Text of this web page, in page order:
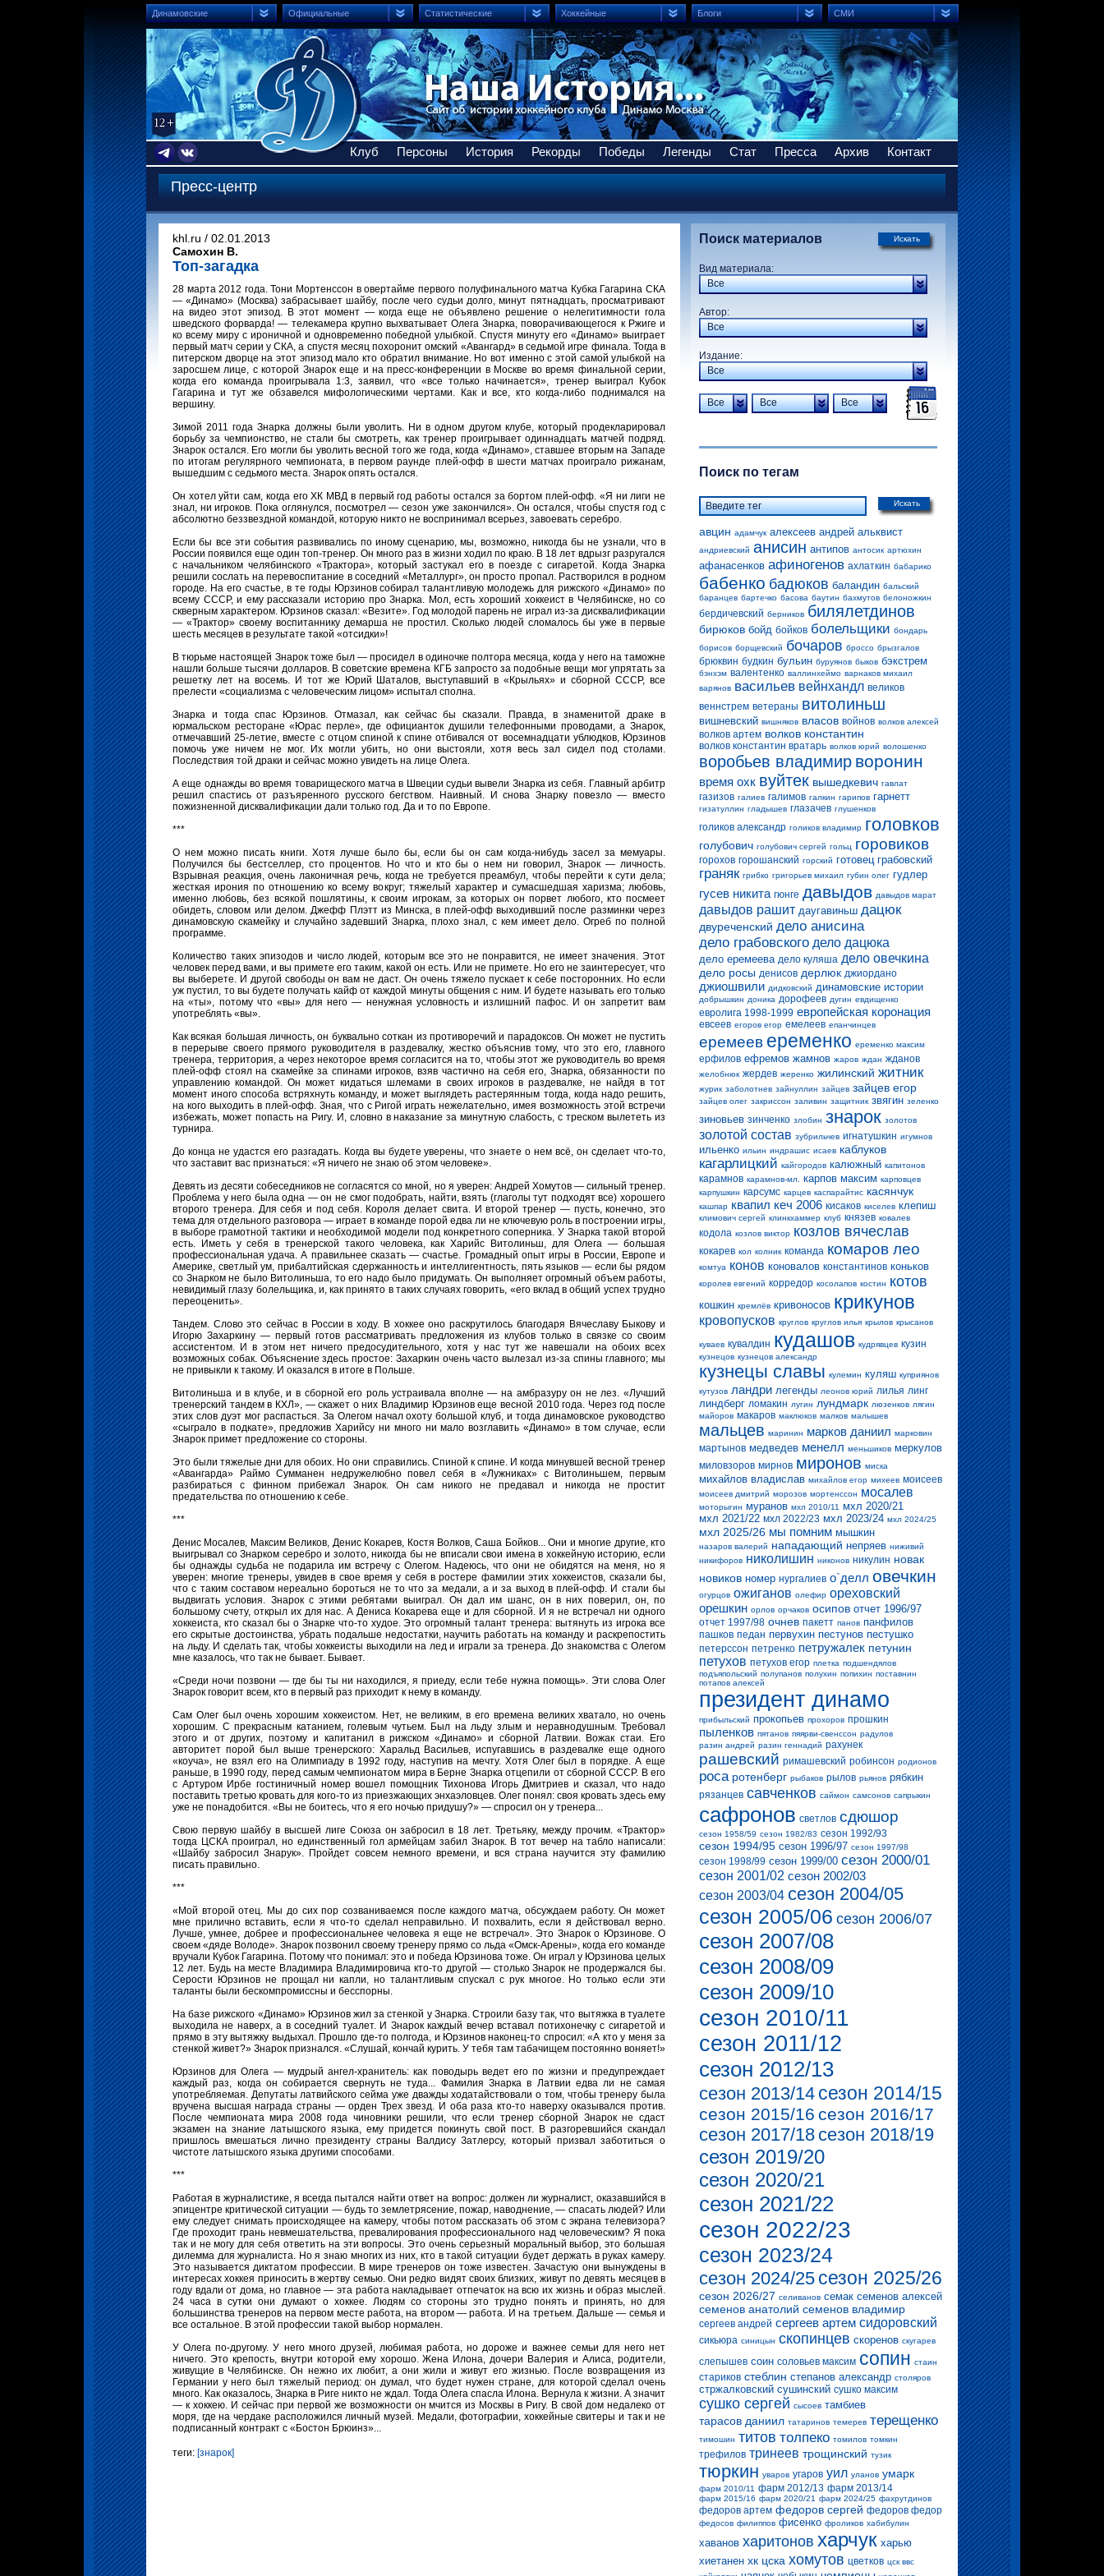
Динамовские Официальные Статистические Хоккейные Блоги СМИ
Клуб Персоны История Рекорды Победы Легенды Стат Пресса Архив Контакт
Пресс-центр
khl.ru / 02.01.2013
Самохин В.
Топ-загадка
28 марта 2012 года. Тони Мортенссон в овертайме первого полуфинального матча Кубка Гагарина СКА
— «Динамо» (Москва) забрасывает шайбу, после чего судьи долго, минут пятнадцать, просматривают
на видео этот эпизод. В этот момент — когда еще не объявлено решение о нелегитимности гола
шведского форварда! — телекамера крупно выхватывает Олега Знарка, поворачивающегося к Ржиге и
ко всему миру с ироничной и одновременно победной улыбкой. Спустя минуту его «Динамо» выиграет
первый матч серии у СКА, а спустя месяц похоронит омский «Авангард» в седьмой игре финала. Тогда в
питерском дворце на этот эпизод мало кто обратил внимание. Но вот именно с этой самой улыбкой на
заросшем лице, с которой Знарок еще и на пресс-конференции в Москве во время финальной серии,
когда его команда проигрывала 1:3, заявил, что «все только начинается», тренер выиграл Кубок
Гагарина и тут же обзавелся мифологическими чертами. Как и все, кто когда-либо поднимался на
вершину.
Зимой 2011 года Знарка должны были уволить. Ни в одном другом клубе, который продекларировал
борьбу за чемпионство, не стали бы смотреть, как тренер проигрывает одиннадцать матчей подряд.
Знарок остался. Его могли бы уволить весной того же года, когда «Динамо», ставшее вторым на Западе
по итогам регулярного чемпионата, в первом раунде плей-офф в шести матчах проиграло рижанам,
вышедшим с седьмого места. Знарок опять остался.
Он хотел уйти сам, когда его ХК МВД в первый год работы остался за бортом плей-офф. «Я ни лиги не
знал, ни игроков. Пока оглянулся, посмотрел — сезон уже закончился». Он остался, чтобы спустя год с
абсолютно беззвездной командой, которую никто не воспринимал всерьез, завоевать серебро.
Если бы все эти события развивались по иному сценарию, мы, возможно, никогда бы не узнали, что в
России появился еще один топ-тренер. Он много раз в жизни ходил по краю. В 18 лет вдрызг разругался
с начальником челябинского «Трактора», который застукал его в поезде с сигаретой. Когда Знарка
решили сослать на перевоспитание в соседний «Металлург», он просто пропал. Растворился в родном
городе. На его счастье, в те годы Юрзинов собирал талантливую молодежь для рижского «Динамо» по
всему СССР, и ему рассказали историю про Знарка. Мол, есть хороший хоккеист в Челябинске, но со
скверным характером. Юрзинов сказал: «Везите». Год молодой парень не играл из-за дисквалификации
— «Трактор» своему воспитаннику демарша не простил. Сколько людей сломалось бы уже в первые
шесть месяцев в результате такой «отсидки»!
В тюрьме настоящей Знарок тоже был — просидел в одиночке полтора месяца, когда у него на таможне
нашли больше тысячи долларов. В советские времена КГБ запросто за подобные вещи мог упрятать за
решетку лет на восемь. И тот же Юрий Шаталов, выступавший в «Крыльях» и сборной СССР, все
прелести «социализма с человеческим лицом» испытал сполна.
Знарка и тогда спас Юрзинов. Отмазал, как сейчас бы сказали. Правда, в знаменитой драке в
юрмальском ресторане «Юрас перле», где официанток душили телефонными проводами, а Знарок,
отмечавший 25-летие, вместе с отцом спиной к спине отбивался от восемнадцати ублюдков, Юрзинов
помочь уже ничем не мог. Их могли убить, но они выстояли, хотя весь зал сидел под столами.
Последствия той драки и сейчас можно увидеть на лице Олега.
А еще однажды во время товарищеского матча в Швеции судьи вывели Знарка из себя. Главный арбитр
решил спастись от разъяренного русского бегством. Наивный. И снова Знарку повезло — вместо
пожизненной дисквалификации дали только год. Да и то по Европе.
***
О нем можно писать книги. Хотя лучше было бы, если бы он сам когда-нибудь засел за мемуары.
Получился бы бестселлер, сто процентов. Но что и кто бы о нем ни говорил, Знарок — личность.
Взрывная реакция, очень лаконичная речь, когда не требуется преамбул, чтобы перейти к сути дела;
жесткая ирония по отношению ко всему вокруг; тяжелый характер и сумасшедшая харизма; любовь,
именно любовь, без всякой пошлятины, к своим игрокам, за которых он порвет любого, кто посмеет
обидеть, словом или делом. Джефф Плэтт из Минска, в плей-офф выходивший после разминки через
динамовскую скамейку и случайно задевший Знарка, плохо знал, с кем имеет дело. Огреб по полной
программе.
Количество таких эпизодов и число людей, которым все это не понравится, не имеет значения. Этот
человек перед вами, и вы примете его таким, какой он есть. Или не примете. Но его не заинтересует, что
вы выберете. И другой свободы он вам не даст. Он очень тяжело пускает к себе посторонних. Но если
уж пустил, то вы будете получать кайф от каждой минуты общения с ним. И будете называть его только
на «ты», потому что «вы» для него — ненужная условность и излишний пафос. И он запретит вам
употреблять «вы».
Как всякая большая личность, он буквально соткан из противоречий и парадоксов. Он может не пустить
в перерыве своего прямого руководителя в раздевалку, жестко объяснив тому, что это его, главного
тренера, территория, а через некоторое время согласится на то, чтобы этот же руководитель во время
плей-офф стоял на скамейке за спинами игроков, взяв частично на себя его, Знарка, обязанности по
управлению командой. Он может кидаться шлемами в своих игроков в раздевалке, не найдя в тот
момент иного способа встряхнуть команду, и может выглядеть растерянным тогда, когда надо решить,
на кого выходить в плей-офф. Зная, что с Ригой играть нежелательно, имея возможность этой встречи
избежать, может попасть на Ригу. И, словно в наказание за минутную слабость, с треском вылететь из
турнира.
До конца не удастся его разгадать. Когда вы будете уверены, что знаете о нем всё, он сделает что-то,
что заставит вас признаться: «Я ничего не знаю об этом человеке».
Девять из десяти собеседников не согласятся со мной, но я уверен: Андрей Хомутов — сильный тренер.
Проблема у него была одна — он не смог подобрать, найти, взять (глаголы тут подходят все) хорошего
второго тренера. Для себя и под себя. Короля делает свита. И второй тренер — пусть, конечно, это
тема для отдельного разговора — играет в команде порой едва ли не ключевую роль в построении игры,
в выборе грамотной тактики и необходимой модели под конкретного соперника. У Знарка такой второй
есть. Иметь у себя в тренерской такого человека, как Харийс Витолиньш, для Олега — большая
профессиональная удача. А правильнее сказать — счастье. Громадный опыт игры в России, Европе и
Америке, светлый ум, прибалтийская сдержанность и интеллигентность, пять языков — если бы рядом
со Знарком не было Витолиньша, то его надо было придумать. Он выполняет огромный объем работы,
невидимый глазу болельщика, и, как принято в таких случаях говорить, «его вклад в общий успех трудно
переоценить».
Тандем. Слово это сейчас в России в ходу. В хоккее оно раскрутилось благодаря Вячеславу Быкову и
Игорю Захаркину — первый готов рассматривать предложения из клубов только в связке со своим
ассистентом. И в этом нет ничего предосудительного, хотя у нас тут же навешали на обоих всех
возможных собак. Объяснение здесь простое: Захаркин очень часто вылезал из-за спины главного; мы
не привыкли к такому. И оказался в итоге в Польше.
Витолиньша и в клубе, и в сборной его роль устраивала вполне — на амбразуру он не лез. «Лучший
тренерский тандем в КХЛ», — скажет о них Владимир Юрзинов еще весной 2010 года. Через год после
этих слов дуэт мог распасться. За Олегом начал охоту большой клуб, и тогда динамовское руководство
«сыграло в подкате», предложив Харийсу ни много ни мало возглавить «Динамо» в том случае, если
Знарок примет предложение со стороны.
Это были тяжелые дни для обоих. Но они справились. Спиной к спине. И когда минувшей весной тренер
«Авангарда» Раймо Сумманен недружелюбно повел себя в «Лужниках» с Витолиньшем, первым
разбираться с финном прибежал Знарок. Он сам никого не предавал и никогда не простит
предательства по отношению к себе.
***
Денис Мосалев, Максим Великов, Денис Кокарев, Костя Волков, Саша Бойков... Они и многие другие, кто
выигрывал со Знарком серебро и золото, никогда бы не вписали свои имена в хоккейную историю, если
бы однажды судьба не подарила им встречу с Олегом. Надеюсь, что они не обидятся на меня, но я
уверен: многие тренеры, увидев в свое время у себя в ростере фамилии этих хоккеистов, сказали бы,
что с таким составом нереально бороться не то что за медали, а и за выход в плей-офф. И стали бы
выдвигать условия. Знарок с этими ребятами выиграл. Он дал им шанс, он в них поверил, он, по
большому счету, открыл их для нас. А Дениса Кокарева еще и для сборной. И я не встречал ни одного
хоккеиста, кто сказал бы о Знарке что-то худое. Это огромный талант тренера: вытянуть из игрока все
его скрытые достоинства, убрать подальше недостатки, научить работать на команду и раскрепостить
на льду. И сделать так, чтобы хоккеисты выходили на лед и играли за тренера. До знакомства с Олегом
мне казалось, что так не бывает. Бывает.
«Среди ночи позвони — где бы ты ни находился, я приеду, если тебе нужна помощь». Эти слова Олег
Знарок говорит всем, кто в первый раз приходит к нему в команду.
Сам Олег был очень хорошим хоккеистом. Нет, не великим, в его времена великих хватало, но очень
хорошим. С прекрасным катанием, голевым чутьем. Был на льду злым и неравнодушным. Требовал
этого и от других, поэтому и капитанил в рижском «Динамо» и сборной Латвии. Вожак стаи. Его
авторитет порой был выше тренерского: Харальд Васильев, испугавшись в раздевалке еще одного
«коуча», не взял его на Олимпиаду в 1992 году, наступив на мечту. Хотя Олег был в порядке. А еще
раньше, в 1990 году, перед самым чемпионатом мира в Берне Знарка отцепили от сборной СССР. В его
с Артуром Ирбе гостиничный номер вошел помощник Тихонова Игорь Дмитриев и сказал, что надо
поставить третью кровать для кого-то из приезжающих энхаэловцев. Олег понял: своя кровать здесь ему
уже не понадобится. «Вы не боитесь, что я его ночью придушу?» — спросил он у тренера...
Свою первую шайбу в высшей лиге Союза он забросил в 18 лет. Третьяку, между прочим. «Трактор»
тогда ЦСКА проиграл, но единственный гол армейцам забил Знарок. В тот вечер на табло написали:
«Шайбу забросил Знарук». Пройдет совсем немного времени, и вся страна научится эту фамилию
писать правильно.
***
«Мой второй отец. Мы до сих пор созваниваемся после каждого матча, обсуждаем работу. Он может
мне прилично вставить, если я что-то сделал неправильно. И похвалить, если я действовал верно.
Лучше, умнее, добрее и профессиональнее человека я еще не встречал». Это Знарок о Юрзинове. О
своем «дяде Володе». Знарок позвонил своему тренеру прямо со льда «Омск-Арены», когда его команде
вручали Кубок Гагарина. Потому что понимал: это и победа Юрзинова тоже. Он играл у Юрзинова целых
12 лет. Будь на месте Владимира Владимировича кто-то другой — столько Знарок не продержался бы.
Серости Юрзинов не прощал ни капли, но талантливым спускал с рук многое. Но только если эти
таланты были бескомпромиссны и бесспорны.
На базе рижского «Динамо» Юрзинов жил за стенкой у Знарка. Строили базу так, что вытяжка в туалете
выходила не наверх, а в соседний туалет. И Знарок каждый вечер вставал потихонечку с сигаретой и
прямо в эту вытяжку выдыхал. Прошло где-то полгода, и Юрзинов наконец-то спросил: «А кто у меня за
стенкой живет?» Знарок признался. «Слушай, кончай курить. У тебя там табачищем постоянно воняет!»
Юрзинов для Олега — мудрый ангел-хранитель: как поводырь ведет его по жизни и предупреждает
каждый раз, когда он собирается свернуть не туда... Фамилия Знарка в Латвии едва ли не самая
употребляемая. Депутаты латвийского сейма уже дважды ходатайствовали о том, чтобы тренеру была
вручена высшая награда страны — орден Трех звезд. И оба раза кто-то наверху оказывался против.
После чемпионата мира 2008 года чиновники решили, что если тренер сборной Знарок не сдаст
экзамен на знание латышского языка, ему придется покинуть свой пост. В разгоревшийся скандал
пришлось вмешаться лично президенту страны Валдису Затлерсу, который призвал заботиться о
чистоте латышского языка другими способами.
***
Работая в журналистике, я всегда пытался найти ответ на вопрос: должен ли журналист, оказавшийся в
эпицентре критической ситуации — будь то землетрясение, пожар, наводнение, — спасать людей? Или
ему следует снимать происходящее на камеру, чтобы потом рассказать об этом с экрана телевизора?
Где проходит грань невмешательства, превалирования профессионального над человеческим? Я пока
так и не могу для себя ответить на эти вопросы. Это очень серьезный моральный выбор, это большая
дилемма для журналиста. Но я знаю многих из них, кто в такой ситуации будет держать в руках камеру.
Это называется диктатом профессии. В мире тренеров он тоже известен. Зачастую они вынуждены в
интересах хоккея приносить в жертву семью. Они редко видят своих близких, живут по девять месяцев в
году вдали от дома, но главное — эта работа накладывает отпечаток на всю их жизнь и образ мыслей.
24 часа в сутки они думают о хоккее. Людям со стороны это трудно понять и принять, но для
большинства тренеров на первом месте работа, на втором — работа. И на третьем. Дальше — семья и
все остальное. В этой профессии такой выбор нормален.
У Олега по-другому. У него много друзей, любимая работа, но дороже и важнее семьи для него нет
ничего. Это крепость, внутри которой ему хорошо. Жена Илона, дочери Валерия и Алиса, родители,
живущие в Челябинске. Он нежно их любит, а они жили и живут его жизнью. После возвращения из
Германии у него был тяжелый период: он думал, что будет нужен стране, для которой сделал очень
много. Как оказалось, Знарка в Риге никто не ждал. Тогда Олега спасла Илона. Вернула к жизни. А значит
— к хоккею. И сейчас при первой же возможности он мчится из Москвы в Ригу. В свой дом недалеко от
моря, где на чердаке расположился личный музей. Медали, фотографии, хоккейные свитеры и так и не
подписанный контракт с «Бостон Брюинз»...
теги: [знарок]
Искать
Поиск материалов
Вид материала:
Все
Автор:
Все
Издание:
Все
Все Все Все
Поиск по тегам
Искать
авцин адамчук алексеев андрей альквист
андриевский анисин антипов антосик артюхин
афанасенков афиногенов ахлаткин бабарико
бабенко бадюков баландин бальский
баранцев бартечко басова баутин бахмутов белоножкин
бердичевский берников билялетдинов
бирюков бойд бойков болельщики бондарь
борисов борщевский бочаров броссо брызгалов
брюквин будкин бульин буруянов быков бэкстрем
бэнхэм валентенко валлинхеймо варнаков михаил
варянов васильев вейнхандл великов
веннстрем ветераны витолиньш
вишневский вишняков власов войнов волков алексей
волков артем волков константин
волков константин вратарь волков юрий волошенко
воробьев владимир воронин
время охк вуйтек вышедкевич гавлат
газизов галиев галимов галкин гарипов гарнетт
гизатуллин гладышев глазачев глушенков
голиков александр голиков владимир головков
голубович голубович сергей гольц горовиков
горохов горошанский горский готовец грабовский
граняк грибко григорьев михаил губин олег гудлер
гусев никита гюнге давыдов давыдов марат
давыдов рашит даугавиньш дацюк
двуреченский дело анисина
дело грабовского дело дацюка
дело еремеева дело куляша дело овечкина
дело росы денисов дерлюк джиордано
джиошвили дидковский динамовские истории
добрышкин доника дорофеев дугин евдищенко
евролига 1998-1999 европейская коронация
евсеев егоров егор емелеев епанчинцев
еремеев еременко еременко максим
ерфилов ефремов жамнов жаров ждан жданов
желобнюк жердев жеренко жилинский житник
журик заболотнев зайнуллин зайцев зайцев егор
зайцев олег закриссон заливин защитник звягин зеленко
зиновьев зинченко злобин знарок золотов
золотой состав зубрильчев игнатушкин игумнов
ильенко ильин индрашис исаев каблуков
кагарлицкий кайгородов калюжный капитонов
карамнов карамнов-мл. карпов максим карповцев
карпушкин карсумс карцев каспарайтис касянчук
кашпар квапил кеч 2006 кисаков киселев клепиш
климович сергей клинкхаммер клуб князев ковалев
кодола козлов виктор козлов вячеслав
кокарев кол колник команда комаров лео
комтуа конов коновалов константинов коньков
королев евгений корредор косолапов костин котов
кошкин кремлёв кривоносов крикунов
кровопусков круглов круглов илья крылов крысанов
куваев кувалдин кудашов кудрявцев кузин
кузнецов кузнецов александр
кузнецы славы кулемин куляш куприянов
кутузов ландри легенды леонов юрий лилья линг
линдберг ломакин лугин лундмарк люзенков лягин
майоров макаров маклюков малков малышев
мальцев маринин марков даниил марковин
мартынов медведев менелл меньшиков меркулов
миловзоров мирнов миронов миска
михайлов владислав михайлов егор михеев моисеев
моисеев дмитрий морозов мортенссон мосалев
моторыгин муранов мхл 2010/11 мхл 2020/21
мхл 2021/22 мхл 2022/23 мхл 2023/24 мхл 2024/25
мхл 2025/26 мы помним мышкин
назаров валерий нападающий непряев ниживий
никифоров николишин никонов никулин новак
новиков номер нургалиев о`делл овечкин
огурцов ожиганов олефир ореховский
орешкин орлов орчаков осипов отчет 1996/97
отчет 1997/98 очнев пакетт панов панфилов
пашков педан первухин пестунов пестушко
петерссон петренко петружалек петунин
петухов петухов егор плетка подшендялов
подъяпольский полупанов полухин попихин поставнин
потапов алексей
президент динамо
прибыльский прокопьев прохоров прошкин
пыленков пятанов пяярви-свенссон радулов
разин андрей разин геннадий рахунек
рашевский римашевский робинсон родионов
роса ротенберг рыбаков рылов рьянов рябкин
рязанцев савченков саймон самсонов сапрыкин
сафронов светлов сдюшор
сезон 1958/59 сезон 1982/83 сезон 1992/93
сезон 1994/95 сезон 1996/97 сезон 1997/98
сезон 1998/99 сезон 1999/00 сезон 2000/01
сезон 2001/02 сезон 2002/03
сезон 2003/04 сезон 2004/05
сезон 2005/06 сезон 2006/07
сезон 2007/08
сезон 2008/09
сезон 2009/10
сезон 2010/11
сезон 2011/12
сезон 2012/13
сезон 2013/14 сезон 2014/15
сезон 2015/16 сезон 2016/17
сезон 2017/18 сезон 2018/19
сезон 2019/20
сезон 2020/21
сезон 2021/22
сезон 2022/23
сезон 2023/24
сезон 2024/25 сезон 2025/26
сезон 2026/27 селиванов семак семенов алексей
семенов анатолий семенов владимир
сергеев андрей сергеев артем сидоровский
сикьюра синицын скопинцев скоренов скугарев
слепышев соин соловьев максим сопин стаин
стариков стеблин степанов александр столяров
стржалковский сушинский сушко максим
сушко сергей сысоев тамбиев
тарасов даниил татаринов темерев терещенко
тимошин титов толпеко томилов томкин
трефилов тринеев трощинский тузик
тюркин уваров угаров уил уланов умарк
фарм 2010/11 фарм 2012/13 фарм 2013/14
фарм 2015/16 фарм 2020/21 фарм 2024/25 фахрутдинов
федоров артем федоров сергей федоров федор
федосов филиппов фисенко фроликов хабибулин
хаванов харитонов харчук харью
хиетанен хк цска хомутов цветков цск ввс